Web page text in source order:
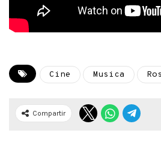
Cine Musica
Compartir